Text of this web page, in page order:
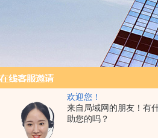
欢迎您！
来自局域网的朋友！有
助您的吗？